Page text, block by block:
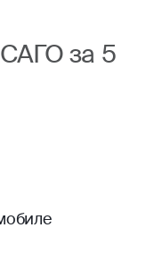
за 5